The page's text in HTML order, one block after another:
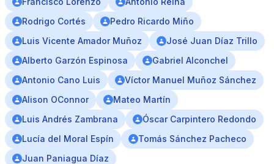
Rodrigo Cortés
Pedro Ricardo Miño
Luis Vicente Amador Muñoz
José Juan Díaz Trillo
Alberto Garzón Espinosa
Gabriel Alconchel
Antonio Cano Luis
Víctor Manuel Muñoz Sánchez
Alison OConnor
Mateo Martín
Luis Andrés Zambrana
Óscar Carpintero Redondo
Lucía del Moral Espín
Tomás Sánchez Pacheco
Juan Paniagua Díaz